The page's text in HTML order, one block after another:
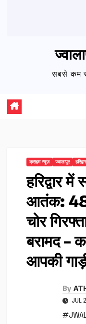
सबसे कम
क्राइम न्यूज़ ज्वालापुर हरिद्वार
हरिद्वार में
आतंक: 48
चोर
बरामद –
आपकी
By
JUL